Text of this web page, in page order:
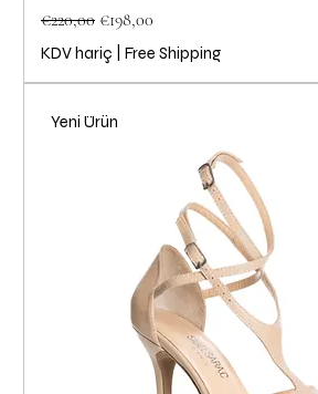
Normal Fiyat
€220,00 İndirimli Fiyat
€198,00
KDV hariç Free Shipping
Yeni Ürün